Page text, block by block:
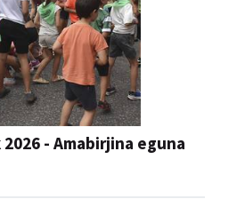
- Amabirjina eguna